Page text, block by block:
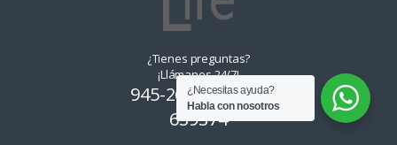
¿Tienes preguntas?
¡Llámanos 24/7!
945-265550, 955-
639374
¿Necesitas ayuda?
Habla con nosotros